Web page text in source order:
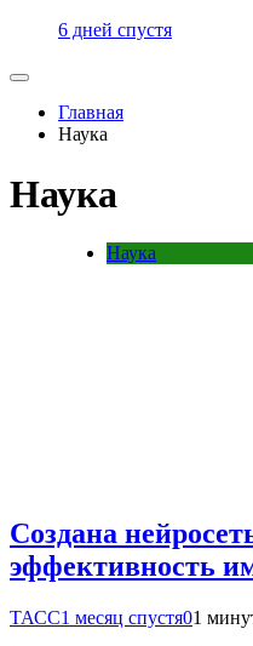
6 дней спустя
Главная
Наука
Наука
Наука
Создана
эффективность
ТАСС1 месяц спустя01